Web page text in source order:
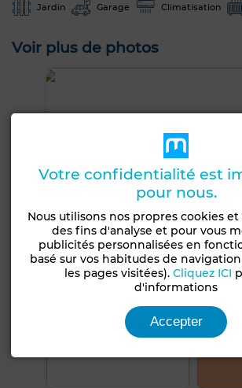
Jardin Garage Climatisation
Voir plus de photos
+9
Votre confidentialité est
pour nous.
Nous utilisons nos propres cookies
des fins d'analyse et pour vous
publicités personnalisées en
basé sur vos habitudes de
les pages visitées). Cliquez ICI
d'informations
Accepter